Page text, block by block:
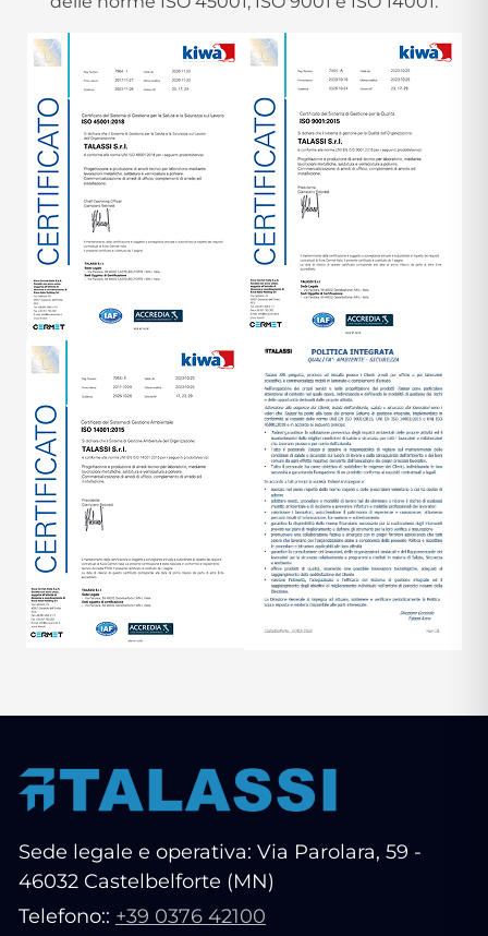
Sede legale e operativa: Via Parolara, 59 -
46032 Castelbelforte (MN)
Telefono:: +39 0376 42100